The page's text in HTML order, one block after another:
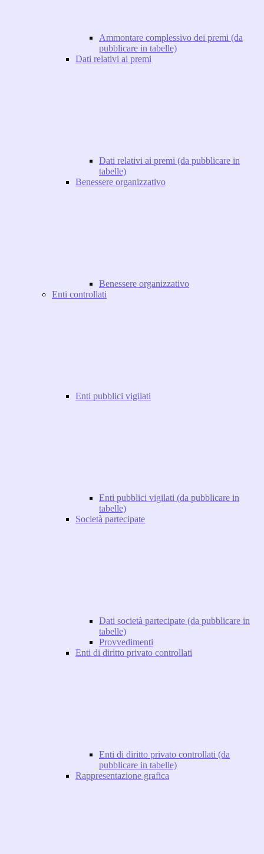
Ammontare complessivo dei premi (da
pubblicare in tabelle)
Dati relativi ai premi
Dati relativi ai premi (da pubblicare in
tabelle)
Benessere organizzativo
Benessere organizzativo
Enti controllati
Enti pubblici vigilati
Enti pubblici vigilati (da pubblicare in
tabelle)
Società partecipate
Dati società partecipate (da pubblicare in
tabelle)
Provvedimenti
Enti di diritto privato controllati
Enti di diritto privato controllati (da
pubblicare in tabelle)
Rappresentazione grafica